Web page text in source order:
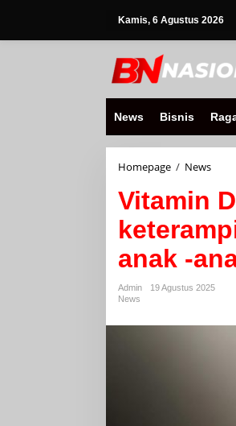
Kamis, 6 Agustus 2026
News Bisnis
Homepage / News
dalam
yang
pada
Vitamin
anak -
Admin
19 Agustus 2025
News